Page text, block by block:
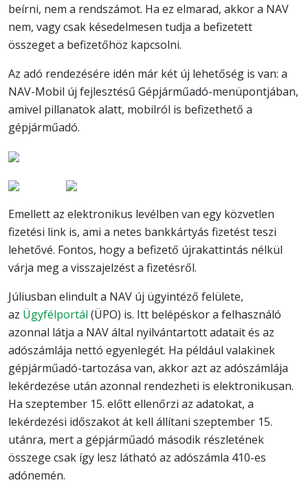
beírni, nem a rendszámot. Ha ez elmarad, akkor a NAV
nem, vagy csak késedelmesen tudja a befizetett
összeget a befizetőhöz kapcsolni.
Az adó rendezésére idén már két új lehetőség is van: a
NAV-Mobil új fejlesztésű Gépjárműadó-menüpontjában,
amivel pillanatok alatt, mobilról is befizethető a
gépjárműadó.
Emellett az elektronikus levélben van egy közvetlen
fizetési link is, ami a netes bankkártyás fizetést teszi
lehetővé. Fontos, hogy a befizető újrakattintás nélkül
várja meg a visszajelzést a fizetésről.
Júliusban elindult a NAV új ügyintéző felülete,
az Ügyfélportál (ÜPO) is. Itt belépéskor a felhasználó
azonnal látja a NAV által nyilvántartott adatait és az
adószámlája nettó egyenlegét. Ha például valakinek
gépjárműadó-tartozása van, akkor azt az adószámlája
lekérdezése után azonnal rendezheti is elektronikusan.
Ha szeptember 15. előtt ellenőrzi az adatokat, a
lekérdezési időszakot át kell állítani szeptember 15.
utánra, mert a gépjárműadó második részletének
összege csak így lesz látható az adószámla 410-es
adónemén.